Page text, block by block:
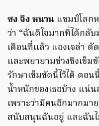
ซง จิง หนาน แชมป์โลก
ว่า “ฉันดีใจมากที่ได้กลั
เดือนที่แล้ว แองเจล่า ตั
และพยายามช่วงชิงเข็
รักษาเข็มขัดนี้ไว้ได้ ตอ
น้ำหนักของเธอบ้าง แน่
เพราะว่ามีคนอีกมากม
สนับสนุนฉันอยู่ และฉันไ